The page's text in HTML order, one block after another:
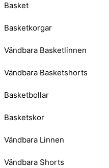
Basket
Basketkorgar
Vändbara Basketlinnen
Vändbara Basketshorts
Basketbollar
Basketskor
Vändbara Linnen
Vändbara Shorts